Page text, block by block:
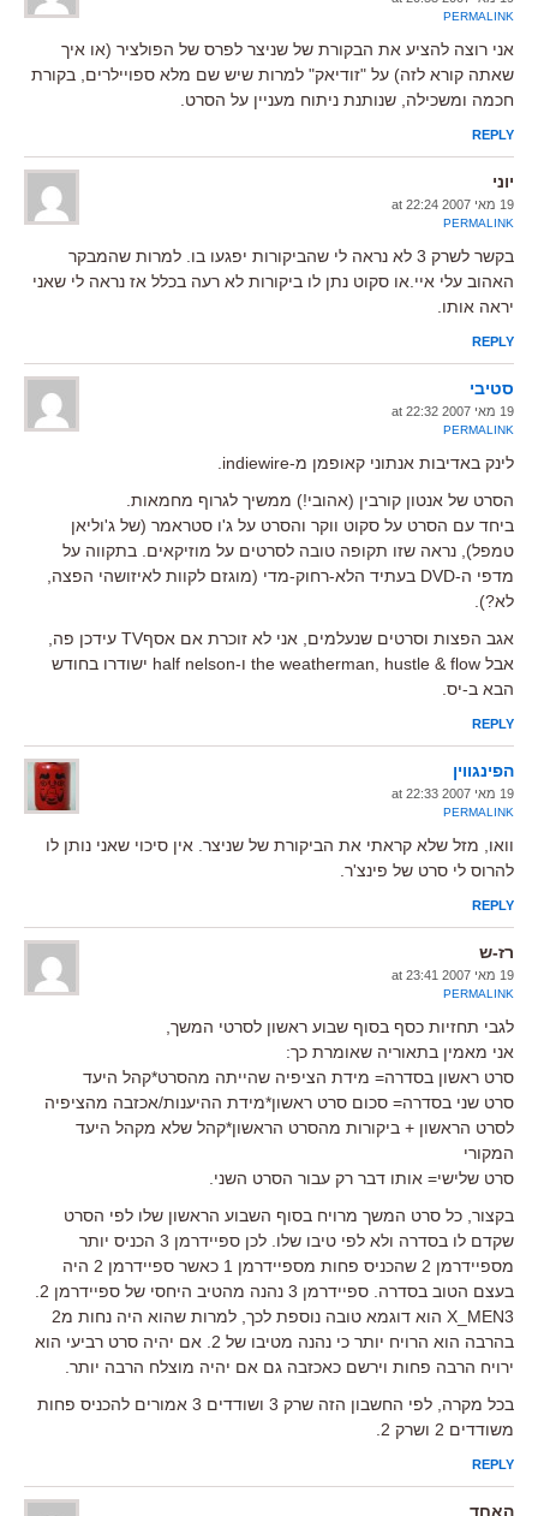
PERMALINK
אני רוצה להציע את הבקורת של שניצר לפרס של הפולציר (או איך
שאתה קורא לזה) על "זודיאק" למרות שיש שם מלא ספויילרים, בקורת
חכמה ומשכילה, שנותנת ניתוח מעניין על הסרט.
REPLY
יוני
19 מאי 2007 at 22:24
PERMALINK
בקשר לשרק 3 לא נראה לי שהביקורות יפגעו בו. למרות שהמבקר
האהוב עלי איי.או סקוט נתן לו ביקורות לא רעה בכלל אז נראה לי שאני
יראה אותו.
REPLY
סטיבי
19 מאי 2007 at 22:32
PERMALINK
לינק באדיבות אנתוני קאופמן מ-indiewire.
הסרט של אנטון קורבין (אהובי!) ממשיך לגרוף מחמאות.
ביחד עם הסרט על סקוט ווקר והסרט על ג'ו סטראמר (של ג'וליאן
טמפל), נראה שזו תקופה טובה לסרטים על מוזיקאים. בתקווה על
מדפי ה-DVD בעתיד הלא-רחוק-מדי (מוגזם לקוות לאיזושהי הפצה,
לא?).
אגב הפצות וסרטים שנעלמים, אני לא זוכרת אם אסףTV עידכן פה,
אבל the weatherman, hustle & flow ו-half nelson ישודרו בחודש
הבא ב-יס.
REPLY
הפינגווין
19 מאי 2007 at 22:33
PERMALINK
וואו, מזל שלא קראתי את הביקורת של שניצר. אין סיכוי שאני נותן לו
להרוס לי סרט של פינצ'ר.
REPLY
רז-ש
19 מאי 2007 at 23:41
PERMALINK
לגבי תחזיות כסף בסוף שבוע ראשון לסרטי המשך,
אני מאמין בתאוריה שאומרת כך:
סרט ראשון בסדרה= מידת הציפיה שהייתה מהסרט*קהל היעד
סרט שני בסדרה= סכום סרט ראשון*מידת ההיענות/אכזבה מהציפיה
לסרט הראשון + ביקורות מהסרט הראשון*קהל שלא מקהל היעד
המקורי
סרט שלישי= אותו דבר רק עבור הסרט השני.
בקצור, כל סרט המשך מרויח בסוף השבוע הראשון שלו לפי הסרט
שקדם לו בסדרה ולא לפי טיבו שלו. לכן ספיידרמן 3 הכניס יותר
מספיידרמן 2 שהכניס פחות מספיידרמן 1 כאשר ספיידרמן 2 היה
בעצם הטוב בסדרה. ספיידרמן 3 נהנה מהטיב היחסי של ספיידרמן 2.
X_MEN3 הוא דוגמא טובה נוספת לכך, למרות שהוא היה נחות מ2
בהרבה הוא הרויח יותר כי נהנה מטיבו של 2. אם יהיה סרט רביעי הוא
ירויח הרבה פחות וירשם כאכזבה גם אם יהיה מוצלח הרבה יותר.
בכל מקרה, לפי החשבון הזה שרק 3 ושודדים 3 אמורים להכניס פחות
משודדים 2 ושרק 2.
REPLY
האחד